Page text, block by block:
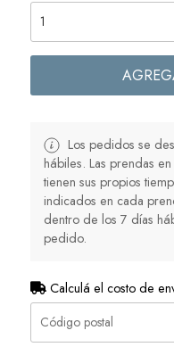
Los pedidos se
hábiles. Las prendas
tienen sus propios
indicados en cada
dentro de los 7 días
pedido.
Calculá el costo de